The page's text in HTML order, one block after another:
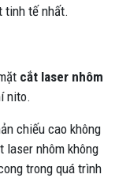
tinh tế nhất.
cắt laser nhôm
nito.
chiếu cao không
nhôm không
trong quá trình